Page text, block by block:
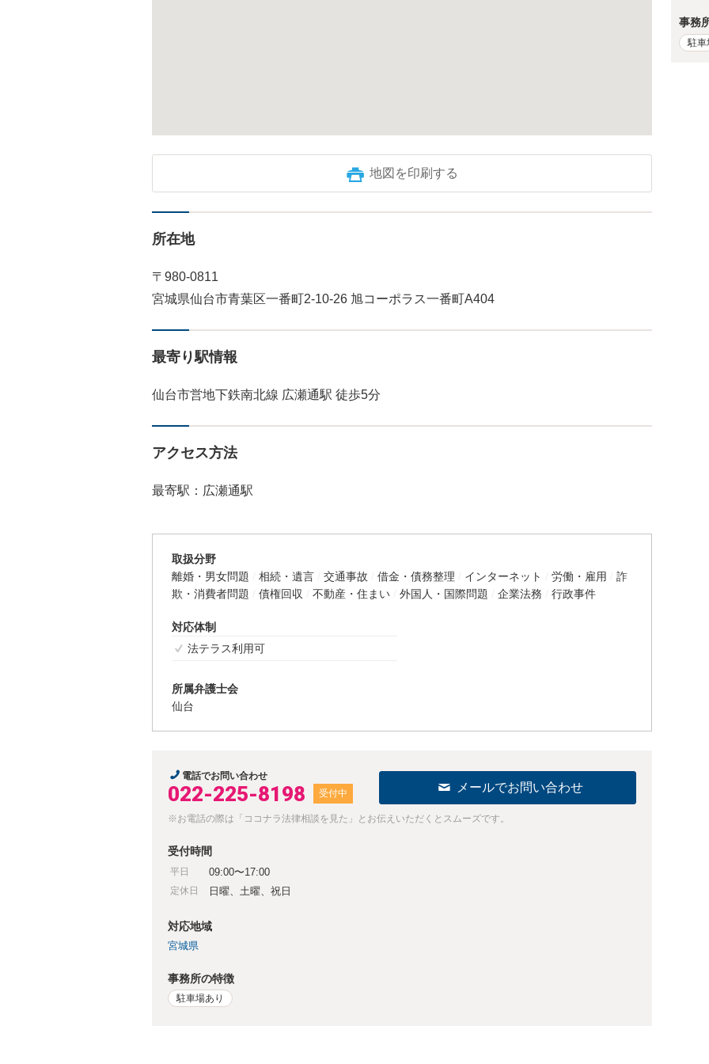
地図を印刷する
所在地
〒980-0811
宮城県仙台市青葉区一番町2-10-26 旭コーポラス一番町A404
最寄り駅情報
仙台市営地下鉄南北線 広瀬通駅 徒歩5分
アクセス方法
最寄駅：広瀬通駅
取扱分野
離婚・男女問題
相続・遺言 交通事故 借金・債務整理 インターネット 労働・雇用
詐
欺・消費者問題
債権回収 不動産・住まい 外国人・国際問題 企業法務 行政事件
対応体制
法テラス利用可
所属弁護士会
仙台
電話でお問い合わせ
022-225-8198 受付中 メールでお問い合わせ
※お電話の際は「ココナラ法律相談を見た」とお伝えいただくとスムーズです。
受付時間
平日 09:00〜17:00
定休日 日曜、土曜、祝日
対応地域
宮城県
事務所の特徴
駐車場あり
事務
駐車